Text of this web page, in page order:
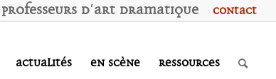
Contact
Professeurs d'Art Dramatique
Actualités En scène Ressources